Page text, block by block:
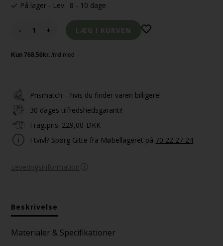
På lager - Lev. 8 - 10 dage
- +
Prismatch – hvis du finder varen billigere!
30 dages tilfredshedsgaranti!
Fragtpris: 229,00 DKK
I tvivl? Spørg Gitte fra Møbellageret på 70 22 27 24
Leveringsinformation
Beskrivelse
Materialer & Specifikationer